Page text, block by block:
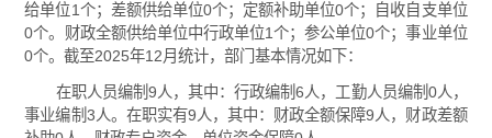
给单位1个；差额供给单位0个；定额补助单位0个；自收自支单位
0个。财政全额供给单位中行政单位1个；参公单位0个；事业单位
0个。截至2025年12月统计，部门基本情况如下：
在职人员编制9人，其中：行政编制6人，工勤人员编制0人，
事业编制3人。在职实有9人，其中：财政全额保障9人，财政差额